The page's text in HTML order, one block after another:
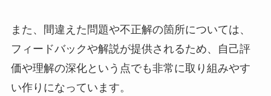
また、間違えた問題や不正解の箇所については、
フィードバックや解説が提供されるため、自己評
価や理解の深化という点でも非常に取り組みやす
い作りになっています。